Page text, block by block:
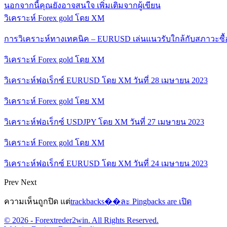
นอกจากนี้คุณยังอาจสนใจ เพิ่มเติมจากผู้เขียน
วิเคราะห์ Forex gold โดย XM
การวิเคราะห์ทางเทคนิค – EURUSD เล่นแนวรับใกล้กับสภาวะซื้
วิเคราะห์ Forex gold โดย XM
วิเคราะห์ฟอเร็กซ์ EURUSD โดย XM วันที่ 28 เมษายน 2023
วิเคราะห์ Forex gold โดย XM
วิเคราะห์ฟอเร็กซ์ USDJPY โดย XM วันที่ 27 เมษายน 2023
วิเคราะห์ Forex gold โดย XM
วิเคราะห์ฟอเร็กซ์ EURUSD โดย XM วันที่ 24 เมษายน 2023
Prev Next
ความเห็นถูกปิด แต่trackbacks��ละ Pingbacks are เปิด
© 2026 - Forextreder2win. All Rights Reserved.